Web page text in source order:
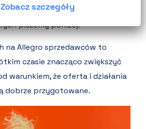
, zwróć uwagę na kilka
piszemy poniżej.
na Allegro sprzedawców to
czasie znacząco zwiększyć
warunkiem, że oferta i działania
dobrze przygotowane.
Zobacz szczegóły